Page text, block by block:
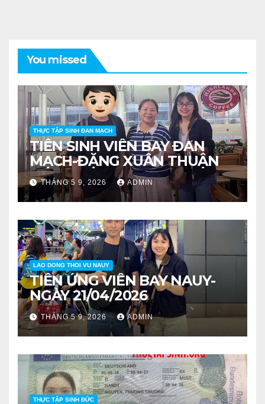
You missed
THỰC TẬP SINH ĐAN MẠCH
TIỄN SINH VIÊN BAY ĐAN
MẠCH-ĐẶNG XUÂN THUẬN
THÁNG 5 9, 2026 ADMIN
LAO DONG THOI VU NAUY
TIỄN ỨNG VIÊN BAY NAUY-
NGÀY 21/04/2026
THÁNG 5 9, 2026 ADMIN
THỰC TẬP SINH ĐỨC